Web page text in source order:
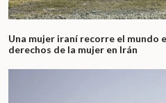
Una mujer iraní recorre el mundo
derechos de la mujer en Irán